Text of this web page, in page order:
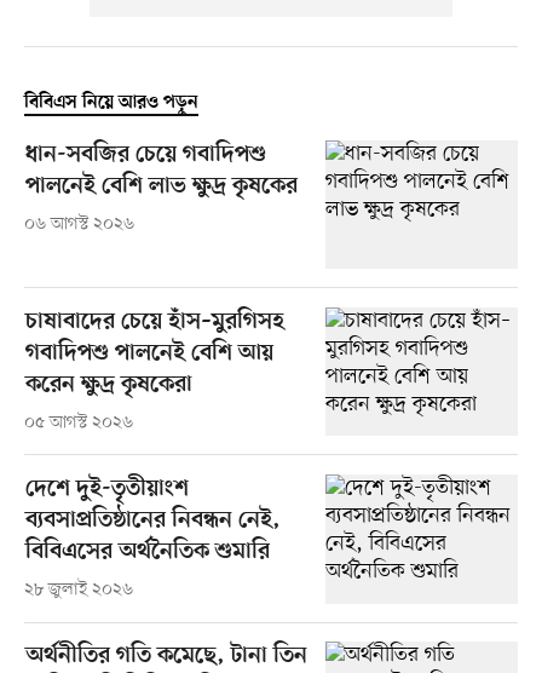
বিবিএস নিয়ে আরও পড়ুন
ধান-সবজির চেয়ে গবাদিপশু
পালনেই বেশি লাভ ক্ষুদ্র কৃষকের
০৬ আগস্ট ২০২৬
চাষাবাদের চেয়ে হাঁস–মুরগিসহ
গবাদিপশু পালনেই বেশি আয়
করেন ক্ষুদ্র কৃষকেরা
০৫ আগস্ট ২০২৬
দেশে দুই-তৃতীয়াংশ
ব্যবসাপ্রতিষ্ঠানের নিবন্ধন নেই,
বিবিএসের অর্থনৈতিক শুমারি
২৮ জুলাই ২০২৬
অর্থনীতির গতি কমেছে, টানা তিন